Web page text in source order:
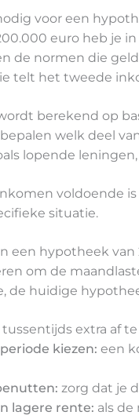
voor een
euro heb je
de normen die
telt het tweede
berekend op
welk deel
lopende
voldoende
situatie.
een hypotheek
om de
de huidige
extra af
kiezen: een
zorg dat je
lagere rente: als